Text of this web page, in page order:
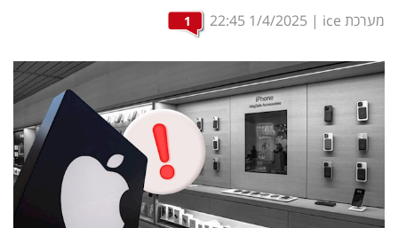
משפט
מדדים
ומחקרים
דעות
רכילות
עסקית
מערכת ice |
1/4/2025
22:45
1